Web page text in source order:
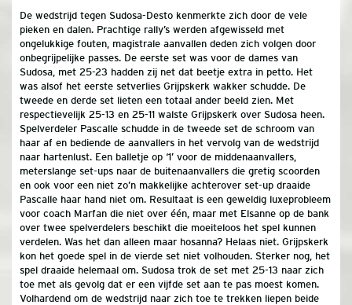
De wedstrijd tegen Sudosa-Desto kenmerkte zich door de vele
pieken en dalen. Prachtige rally’s werden afgewisseld met
ongelukkige fouten, magistrale aanvallen deden zich volgen door
onbegrijpelijke passes. De eerste set was voor de dames van
Sudosa, met 25-23 hadden zij net dat beetje extra in petto. Het
was alsof het eerste setverlies Grijpskerk wakker schudde. De
tweede en derde set lieten een totaal ander beeld zien. Met
respectievelijk 25-13 en 25-11 walste Grijpskerk over Sudosa heen.
Spelverdeler Pascalle schudde in de tweede set de schroom van
haar af en bediende de aanvallers in het vervolg van de wedstrijd
naar hartenlust. Een balletje op ‘1’ voor de middenaanvallers,
meterslange set-ups naar de buitenaanvallers die gretig scoorden
en ook voor een niet zo’n makkelijke achterover set-up draaide
Pascalle haar hand niet om. Resultaat is een geweldig luxeprobleem
voor coach Marfan die niet over één, maar met Elsanne op de bank
over twee spelverdelers beschikt die moeiteloos het spel kunnen
verdelen. Was het dan alleen maar hosanna? Helaas niet. Grijpskerk
kon het goede spel in de vierde set niet volhouden. Sterker nog, het
spel draaide helemaal om. Sudosa trok de set met 25-13 naar zich
toe met als gevolg dat er een vijfde set aan te pas moest komen.
Volhardend om de wedstrijd naar zich toe te trekken liepen beide